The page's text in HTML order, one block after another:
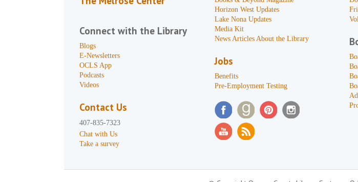
Connect with the Library
Blogs
E-Newsletters
OCLS App
Podcasts
Videos
Contact Us
407-835-7323
Chat with Us
Take a survey
Horizon West Updates
Lake Nona Updates
Media Kit
News Articles About the Library
Jobs
Benefits
Pre-Employment Testing